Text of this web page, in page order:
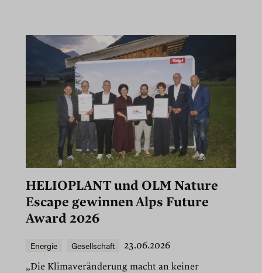
HELIOPLANT und OLM Nature
Escape gewinnen Alps Future
Award 2026
Energie Gesellschaft
23.06.2026
„Die Klimaveränderung macht an keiner